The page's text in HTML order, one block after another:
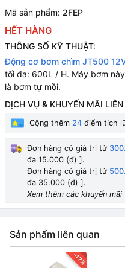
Mã sản phẩm: 2FEP
HẾT HÀNG
THÔNG SỐ KỸ THUẬT:
Động cơ bơm chìm JT500
tối đa: 600L / H. Máy bơm
là bơm tự mồi.
DỊCH VỤ & KHUYẾN MÃI
Cộng thêm 24 điểm tích
Đơn hàng có giá trị từ
đa 15.000 (đ) ].
Đơn hàng có giá trị từ
đa 35.000 (đ) ].
Xem thêm các khuyến mãi
Sản phẩm liên quan
-17%